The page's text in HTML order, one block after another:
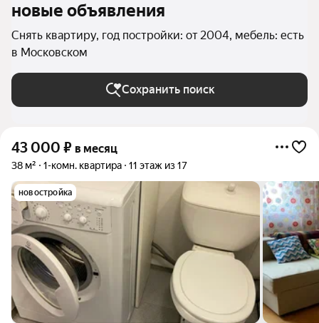
новые объявления
Снять квартиру, год постройки: от 2004, мебель: есть
в Московском
Сохранить поиск
43 000 ₽ в месяц
38 м² 1-комн. квартира 11 этаж из 17
новостройка